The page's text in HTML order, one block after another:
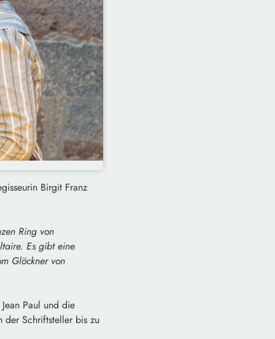
Birgit Franz
Ring von
Es gibt eine
Glöckner von
Paul und die
der Schriftsteller bis zu